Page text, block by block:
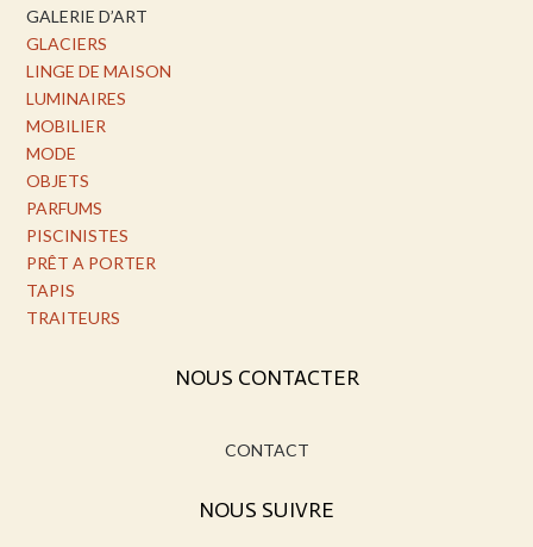
GALERIE D’ART
GLACIERS
LINGE DE MAISON
LUMINAIRES
MOBILIER
MODE
OBJETS
PARFUMS
PISCINISTES
PRÊT A PORTER
TAPIS
TRAITEURS
NOUS CONTACTER
CONTACT
NOUS SUIVRE